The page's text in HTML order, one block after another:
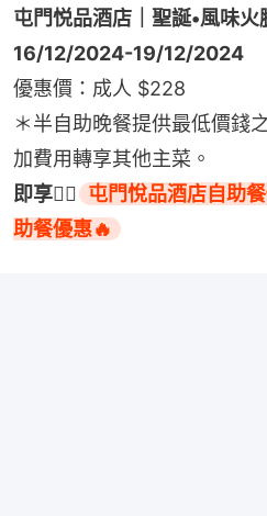
屯門悦品酒店｜聖誕•風味火
16/12/2024-19/12/2024
優惠價：成人 $228
＊半自助晚餐提供最低價錢
加費用轉享其他主菜。
即享👉🏻
屯門悅品酒店自助
助餐優惠🔥